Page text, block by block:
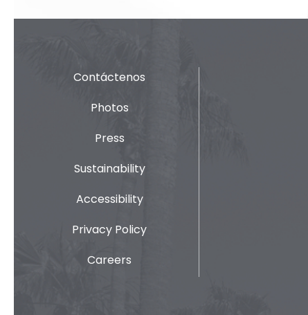
Contáctenos
Photos
Press
Sustainability
Accessibility
Privacy Policy
Careers